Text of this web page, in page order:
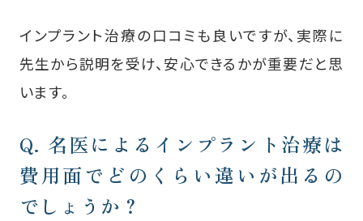
インプラント治療の口コミも良いですが、実際に
先生から説明を受け、安心できるかが重要だと思
います。
Q. 名医によるインプラント治療は
費用面で どのくらい違いが出るの
でしょうか？